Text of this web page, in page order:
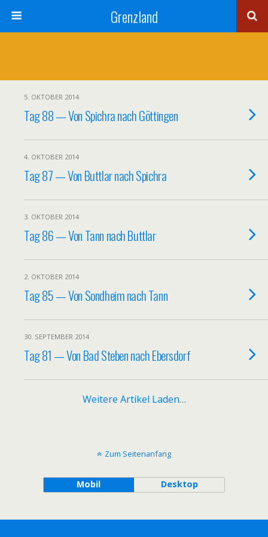
Grenzland
5. OKTOBER 2014
Tag 88 — Von Spichra nach Göttingen
4. OKTOBER 2014
Tag 87 — Von Buttlar nach Spichra
3. OKTOBER 2014
Tag 86 — Von Tann nach Buttlar
2. OKTOBER 2014
Tag 85 — Von Sondheim nach Tann
30. SEPTEMBER 2014
Tag 81 — Von Bad Steben nach Ebersdorf
Weitere Artikel Laden…
Zum Seitenanfang
Mobil Desktop